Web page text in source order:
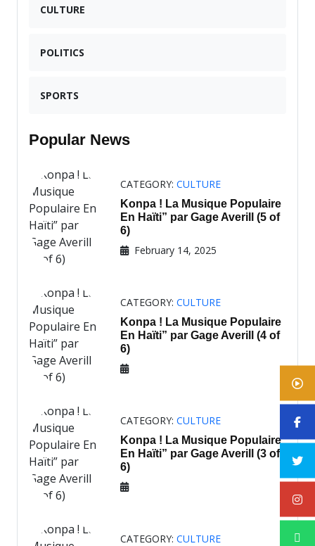
CULTURE
POLITICS
SPORTS
Popular News
CATEGORY: CULTURE
Konpa ! La Musique Populaire
En Haïti” par Gage Averill (5 of
6)
February 14, 2025
CATEGORY: CULTURE
Konpa ! La Musique Populaire
En Haïti” par Gage Averill (4 of
6)
CATEGORY: CULTURE
Konpa ! La Musique Populaire
En Haïti” par Gage Averill (3 of
6)
CATEGORY: CULTURE